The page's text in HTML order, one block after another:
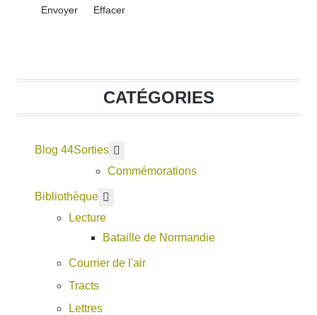
Envoyer Effacer
CATÉGORIES
Blog 44Sorties
Commémorations
Bibliothèque
Lecture
Bataille de Normandie
Courrier de l'air
Tracts
Lettres